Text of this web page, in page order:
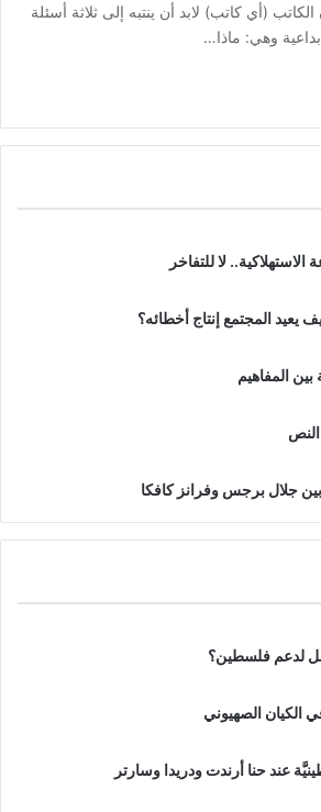
(أي كاتب) لابد أن ينتبه إلى ثلاثة أسئلة
وهي: ماذا…
الاستهلاكية.. لا للتفاخر
يعيد المجتمع إنتاج أخطائه؟
المفاهيم
جلال برجس وفرانز كافكا
لدعم فلسطين؟
الكيان الصهيوني
عند حنا أرندت ودريدا وسارتر